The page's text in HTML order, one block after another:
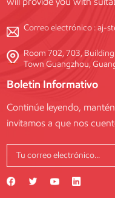
Correo electrónico :aj-
Room 702, 703,
Town Guangzhou,
Boletin Informativo
Continúe leyendo,
invitamos a que nos